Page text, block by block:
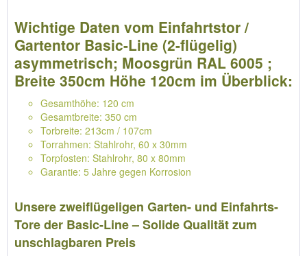
Wichtige Daten vom Einfahrtstor /
Gartentor Basic-Line (2-flügelig)
asymmetrisch; Moosgrün RAL 6005 ;
Breite 350cm Höhe 120cm im Überblick:
Gesamthöhe: 120 cm
Gesamtbreite: 350 cm
Torbreite: 213cm / 107cm
Torrahmen: Stahlrohr, 60 x 30mm
Torpfosten: Stahlrohr, 80 x 80mm
Garantie: 5 Jahre gegen Korrosion
Unsere zweiflügeligen Garten- und Einfahrts-
Tore der Basic-Line – Solide Qualität zum
unschlagbaren Preis